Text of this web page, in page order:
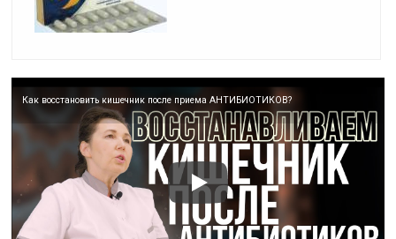
Как восстановить кишечник после приема АНТИБИОТИКОВ?